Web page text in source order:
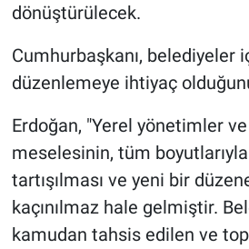
dönüştürülecek.
Cumhurbaşkanı, belediyeler
düzenlemeye ihtiyaç
Erdoğan, "Yerel yönetimler
meselesinin, tüm
tartışılması ve yeni bir
kaçınılmaz hale gelmiştir.
kamudan tahsis edilen ve